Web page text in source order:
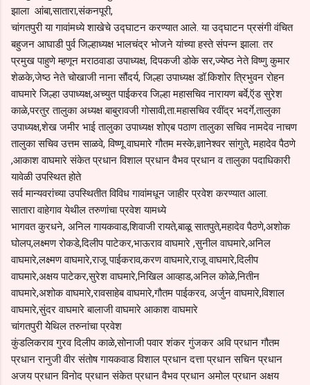
झाला आंबा,सातारा,संकनपूरी,
चांगतपुरी या गावांमध्ये शाखेचे उद्घाटन करण्यात आले. या उद्घाटन प्रसंगी वंचित
बहुजन आघाडी पुर्व जिल्हाध्यक्ष भालचंद्र भोजने यांच्या हस्ते संपन्न झाला. तर
प्रमुख पाहुणे म्हणून मराठवाडा उपाध्यक्ष, दिपकजी डोके सर,ज्येष्ठ नेते विष्णु कुमार
शेळके,जेष्ठ नेते चोखाजी नाना सौंदर्य, जिल्हा उपाध्यक्ष डॉ.किशोर त्रिभुवन रोहन
वाघमारे जिल्हा उपाध्यक्ष,अच्युत पाईकरव जिल्हा महासचिव नारायण बर्वे,ऍड सुरेश
काळे,परतुर तालुका अध्यक्ष बाबुरावजी गोसावी,ता.महासचिव रवींद्र भदर्गे,तालुका
उपाध्यक्ष,शेख जमीर भाई तालुका उपाध्यक्ष शोएब पठाण तालुका सचिव नामदेव नाचण
तालुका सचिव उत्तम साळवे, विष्णू वाघमारे गौतम मस्के,ज्ञानेश्वर सांगुते, महादेव पैठणे
,आकाश वाघमारे संकेत प्रधान विशाल प्रधान वैभव प्रधान व तालुका पदाधिकारी
यावेळी उपस्थित होते
सर्व मान्यवरांच्या उपस्थितीत विविध गावांमधून जाहीर प्रवेश करण्यात आला.
सातारा वाहेगाव येथील तरुणांचा प्रवेश यामध्ये
भागवत कुरधने, अनिल गायकवाड,शिवाजी रायते,बाळू सातपुते,महादेव पैठणे,अशोक
घोलप,लक्ष्मण रोकडे,दिलीप पाटेकर,भाऊराव वाघमारे ,सुनील वाघमारे,अनिल
वाघमारे,लक्ष्मण वाघमारे,राजू पाईकराव,करण वाघमारे,राजू वाघमारे,दिलीप
वाघमारे,अक्षय पाटेकर,सुरेश वाघमारे,निखिल आव्हाड,अनिल कोळे,नितीन
वाघमारे,अशोक वाघमारे,रावसाहेब वाघमारे,गौतम पाईकरव, अर्जुन वाघमारे,विशाल
वाघमारे,सुंदर वाघमारे बालाजी वाघमारे आकाश वाघमारे
चांगतपुरी येेथिल तरुनांचा प्रवेश
कुंडलिकराव गुरव दिलीप काळे,सोनाजी पवार शंकर गुंजकर अवि प्रधान गौतम
प्रधान रानुजी वीर संतोष गायकवाड विशाल प्रधान दत्ता प्रधान सचिन प्रधान
अजय प्रधान विनोद प्रधान संकेत प्रधान वैभव प्रधान अमोल प्रधान अक्षय